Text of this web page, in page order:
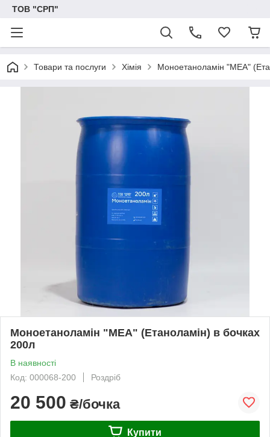
ТОВ "СРП"
Товари та послуги Хімія Моноетаноламін "МЕА"
Моноетаноламін "МЕА" (Етаноламін) в бочках
200л
В наявності
Код: 000068-200
Роздріб
20 500 ₴/бочка
Купити